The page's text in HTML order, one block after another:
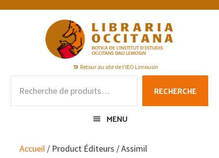
Passer
Passer
Passer
Retour au site de l'IEO Limousin
pour :
RECHERCHE
MENU
Accueil / Product Éditeurs / Assimil